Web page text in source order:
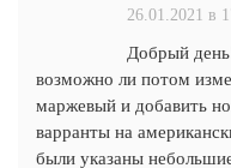
26.01.2021 в
Добрый
возможно ли потом
маржевый и добавить
варранты на
были указаны